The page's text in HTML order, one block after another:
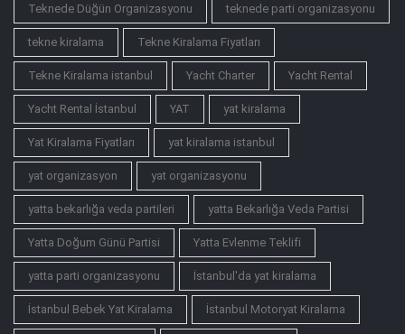
Teknede Düğün Organizasyonu teknede parti organizasyonu
tekne kiralama Tekne Kiralama Fiyatları
Tekne Kiralama istanbul Yacht Charter Yacht Rental
Yacht Rental İstanbul YAT yat kiralama
Yat Kiralama Fiyatları yat kiralama istanbul
yat organizasyon yat organizasyonu
yatta bekarlığa veda partileri yatta Bekarlığa Veda Partisi
Yatta Doğum Günü Partisi Yatta Evlenme Teklifi
yatta parti organizasyonu İstanbul'da yat kiralama
İstanbul Bebek Yat Kiralama İstanbul Motoryat Kiralama